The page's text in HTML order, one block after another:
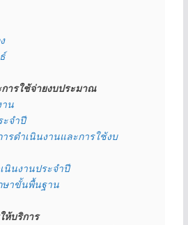
ารใช้จ่ายงบประมาณ
น
จำปี
รดำเนินงานและการใช้งบ
นินงานประจำปี
ษาขั้นพื้นฐาน
ห้บริการ